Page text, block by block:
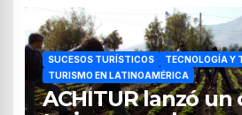
SUCESOS TURÍSTICOS
TECNOLOGÍA Y
TURISMO EN LATINOAMÉRICA
ACHITUR lanzó un